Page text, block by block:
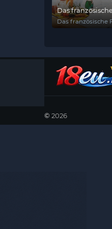
Das
Das französische
© 2026